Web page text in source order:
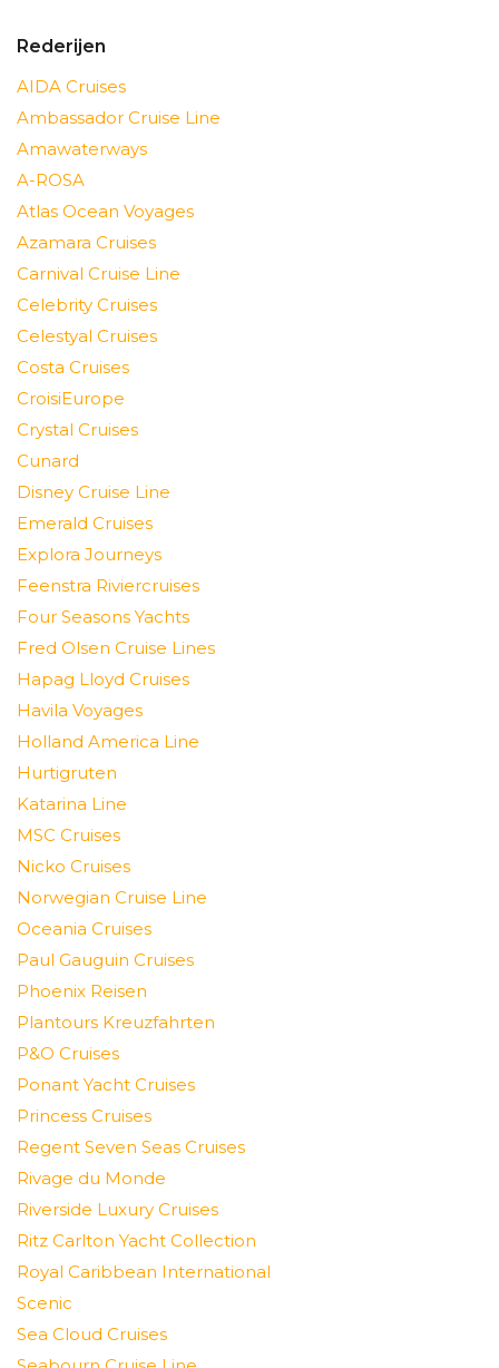
Rederijen
AIDA Cruises
Ambassador Cruise Line
Amawaterways
A-ROSA
Atlas Ocean Voyages
Azamara Cruises
Carnival Cruise Line
Celebrity Cruises
Celestyal Cruises
Costa Cruises
CroisiEurope
Crystal Cruises
Cunard
Disney Cruise Line
Emerald Cruises
Explora Journeys
Feenstra Riviercruises
Four Seasons Yachts
Fred Olsen Cruise Lines
Hapag Lloyd Cruises
Havila Voyages
Holland America Line
Hurtigruten
Katarina Line
MSC Cruises
Nicko Cruises
Norwegian Cruise Line
Oceania Cruises
Paul Gauguin Cruises
Phoenix Reisen
Plantours Kreuzfahrten
P&O Cruises
Ponant Yacht Cruises
Princess Cruises
Regent Seven Seas Cruises
Rivage du Monde
Riverside Luxury Cruises
Ritz Carlton Yacht Collection
Royal Caribbean International
Scenic
Sea Cloud Cruises